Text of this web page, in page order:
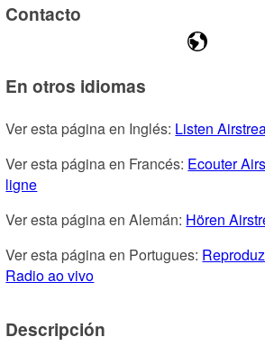
Contacto
En otros idiomas
Ver esta página en Inglés: Listen
Ver esta página en Francés: Ecouter
ligne
Ver esta página en Alemán: Hören
Ver esta página en Portugues:
Radio ao vivo
Descripción